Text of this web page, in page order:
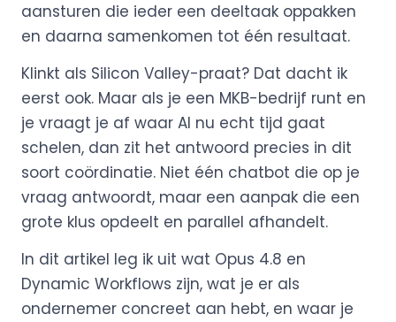
aansturen die ieder een deeltaak oppakken
en daarna samenkomen tot één resultaat.
Klinkt als Silicon Valley-praat? Dat dacht ik
eerst ook. Maar als je een MKB-bedrijf runt en
je vraagt je af waar AI nu echt tijd gaat
schelen, dan zit het antwoord precies in dit
soort coördinatie. Niet één chatbot die op je
vraag antwoordt, maar een aanpak die een
grote klus opdeelt en parallel afhandelt.
In dit artikel leg ik uit wat Opus 4.8 en
Dynamic Workflows zijn, wat je er als
ondernemer concreet aan hebt, en waar je